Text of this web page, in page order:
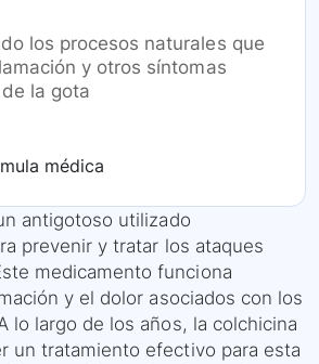
los procesos naturales que
y otros síntomas
la gota
médica
antigotoso utilizado
prevenir y tratar los ataques
medicamento funciona
y el dolor asociados con los
lo largo de los años, la colchicina
un tratamiento efectivo para esta